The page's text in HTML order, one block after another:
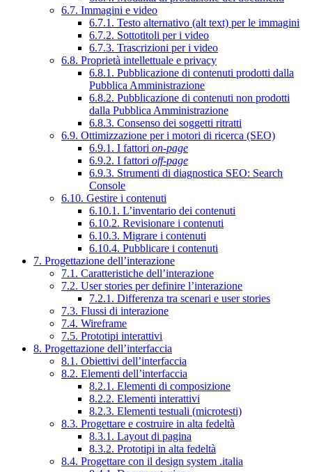
6.7. Immagini e video
6.7.1. Testo alternativo (alt text) per le immagini
6.7.2. Sottotitoli per i video
6.7.3. Trascrizioni per i video
6.8. Proprietà intellettuale e privacy
6.8.1. Pubblicazione di contenuti prodotti dalla
Pubblica Amministrazione
6.8.2. Pubblicazione di contenuti non prodotti
dalla Pubblica Amministrazione
6.8.3. Consenso dei soggetti ritratti
6.9. Ottimizzazione per i motori di ricerca (SEO)
6.9.1. I fattori on-page
6.9.2. I fattori off-page
6.9.3. Strumenti di diagnostica SEO: Search
Console
6.10. Gestire i contenuti
6.10.1. L’inventario dei contenuti
6.10.2. Revisionare i contenuti
6.10.3. Migrare i contenuti
6.10.4. Pubblicare i contenuti
7. Progettazione dell’interazione
7.1. Caratteristiche dell’interazione
7.2. User stories per definire l’interazione
7.2.1. Differenza tra scenari e user stories
7.3. Flussi di interazione
7.4. Wireframe
7.5. Prototipi interattivi
8. Progettazione dell’interfaccia
8.1. Obiettivi dell’interfaccia
8.2. Elementi dell’interfaccia
8.2.1. Elementi di composizione
8.2.2. Elementi interattivi
8.2.3. Elementi testuali (microtesti)
8.3. Progettare e costruire in alta fedeltà
8.3.1. Layout di pagina
8.3.2. Prototipi in alta fedeltà
8.4. Progettare con il design system .italia